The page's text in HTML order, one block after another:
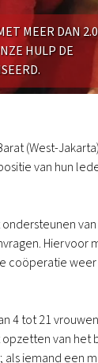
MEER DAN
HULP DE
(West-
van hun
Hiervoor
coöperatie
4 tot 21
van
iemand een